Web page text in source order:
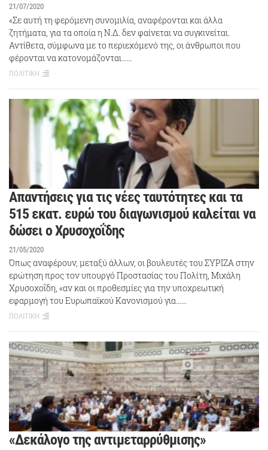
21/07/2020
«Σε αυτή τη φερόμενη συνομιλία, αναφέρονται και άλλα
ζητήματα, για τα οποία η Ν.Δ. δεν φαίνεται να συγκινείται.
Αντίθετα, σύμφωνα με το περιεχόμενό της, οι άνθρωποι που
φέρονται να κατονομάζονται……
ΠΟΛΙΤΙΚΗ
Απαντήσεις για τις νέες ταυτότητες και τα
515 εκατ. ευρώ του διαγωνισμού καλείται να
δώσει ο Χρυσοχοΐδης
21/05/2020
Όπως αναφέρουν, μεταξύ άλλων, οι βουλευτές του ΣΥΡΙΖΑ στην
ερώτηση προς τον υπουργό Προστασίας του Πολίτη, Μιχάλη
Χρυσοχοΐδη, «αν και οι προθεσμίες για την υποχρεωτική
εφαρμογή του Ευρωπαϊκού Κανονισμού για……
ΠΟΛΙΤΙΚΗ
«Δεκάλογο της αντιμεταρρύθμισης»